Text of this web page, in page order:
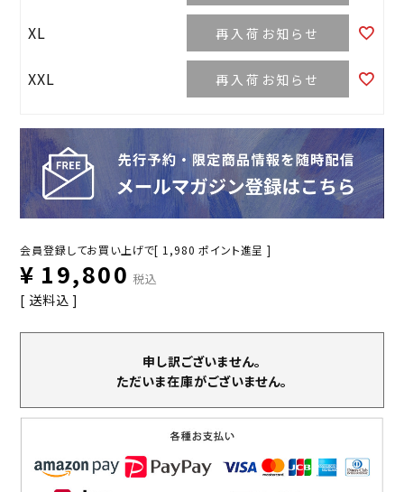
XL 再入荷お知らせ
XXL 再入荷お知らせ
会員登録してお買い上げで[ 1,980 ポイント進呈 ]
¥ 19,800 税込
送料込
申し訳ございません。
ただいま在庫がございません。